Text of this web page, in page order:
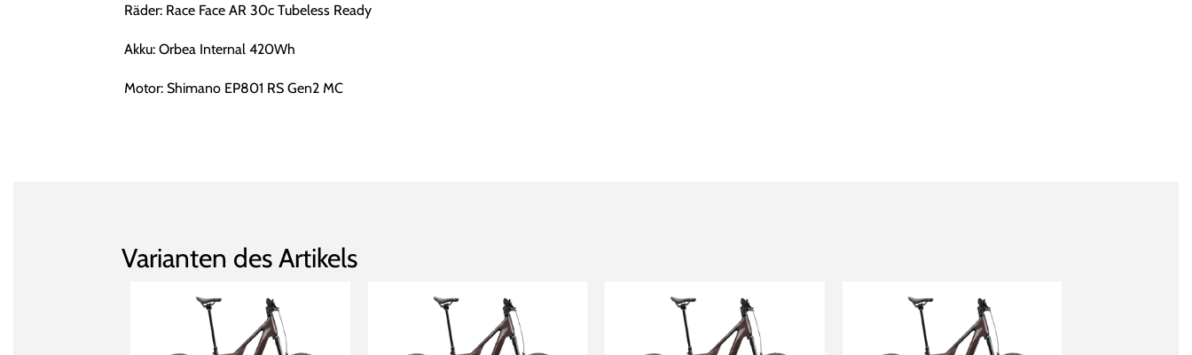
Räder: Race Face AR 30c Tubeless Ready
Akku: Orbea Internal 420Wh
Motor: Shimano EP801 RS Gen2 MC
Varianten des Artikels